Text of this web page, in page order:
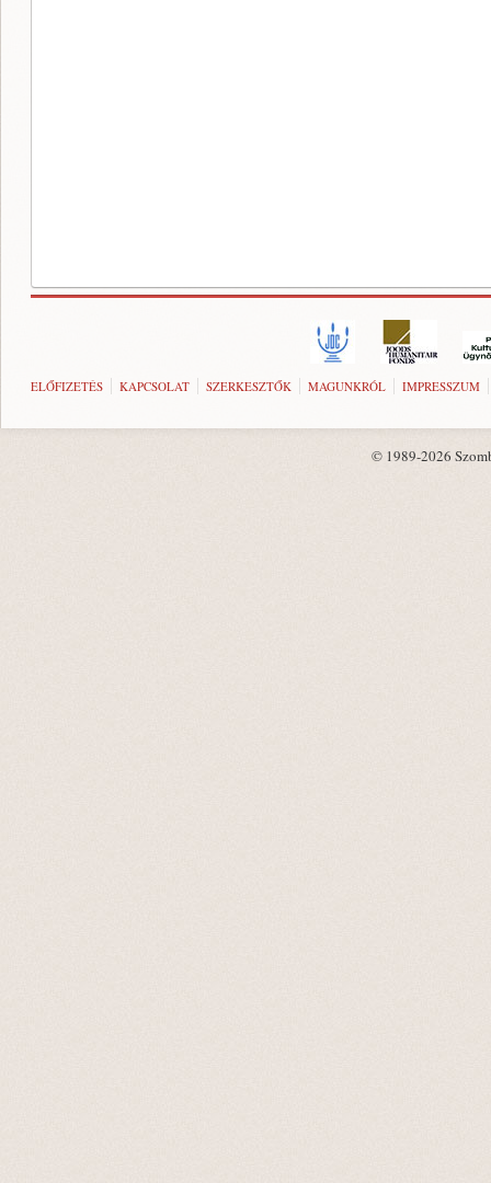
ELŐFIZETÉS KAPCSOLAT SZERKESZTŐK MAGUNKRÓL IMPRESSZUM
© 1989-2026